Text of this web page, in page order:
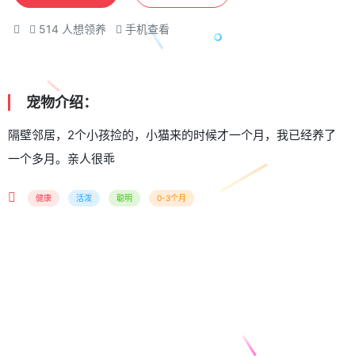
514 人想领养 手机查看
宠物介绍：
隔壁邻居，2个小孩捡的，小猫来的时候才一个月，我已经养了
一个多月。亲人很乖
健康 活泼 聪明 0-3个月